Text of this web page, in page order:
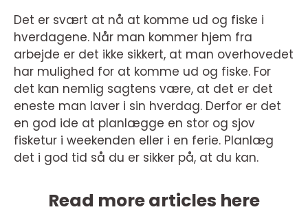
Det er svært at nå at komme ud og fiske i
hverdagene. Når man kommer hjem fra
arbejde er det ikke sikkert, at man overhovedet
har mulighed for at komme ud og fiske. For
det kan nemlig sagtens være, at det er det
eneste man laver i sin hverdag. Derfor er det
en god ide at planlægge en stor og sjov
fisketur i weekenden eller i en ferie. Planlæg
det i god tid så du er sikker på, at du kan.
Read more articles here